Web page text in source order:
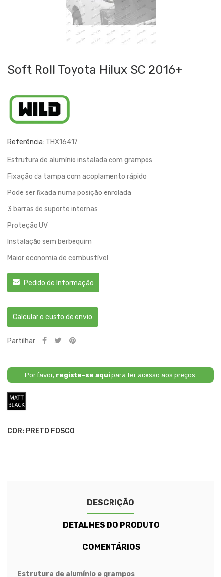
Soft Roll Toyota Hilux SC 2016+
Referência: THX16417
Estrutura de alumínio instalada com grampos
Fixação da tampa com acoplamento rápido
Pode ser fixada numa posição enrolada
3 barras de suporte internas
Proteção UV
Instalação sem berbequim
Maior economia de combustível
Pedido de Informação
Calcular o custo de envio
Partilhar
Por favor, registe-se aquipara ter acesso aos preços.
COR: PRETO FOSCO
DESCRIÇÃO
DETALHES DO PRODUTO
COMENTÁRIOS
Estrutura de alumínio e grampos